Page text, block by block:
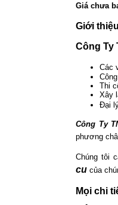
Giá chưa
Giới
Công Ty
Các
Thi
Xây
Đại
Công Ty
phương
Chúng tôi
cu của
Mọi chi